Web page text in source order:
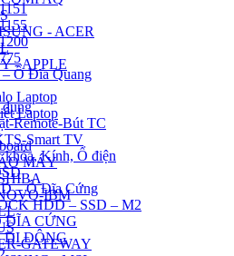
Ổ Đĩa Quang
Remote-Bút TC
Smart TV
Kính, Ổ điện
– Ổ Đĩa Cứng
HDD – SSD – M2
ĐĨA CỨNG
DI ĐỘNG
- ACER
- APPLE
Laptop
Laptop
MÁY
IBM
GATEWAY